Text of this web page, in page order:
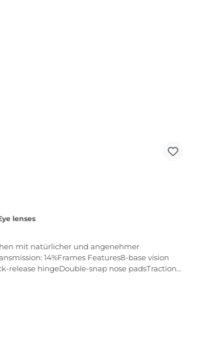
lenses
mit natürlicher und angenehmer
14%Frames Features8-base vision
release hingeDouble-snap nose padsTraction